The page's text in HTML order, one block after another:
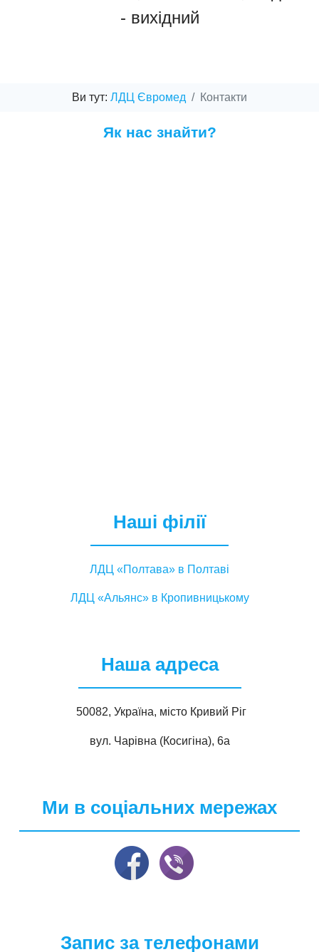
- вихідний
Ви тут: ЛДЦ Євромед Контакти
Як нас знайти?
Наші філії
ЛДЦ «Полтава» в Полтаві
ЛДЦ «Альянс» в Кропивницькому
Наша адреса
50082, Україна, місто Кривий Ріг
вул. Чарівна (Косигіна), 6а
Ми в соціальних мережах
Запис за телефонами